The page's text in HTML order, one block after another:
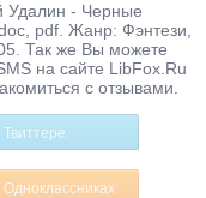
Удалин - Черные
pdf. Жанр: Фэнтези,
Так же Вы можете
на сайте LibFox.Ru
с отзывами.
Твиттере
Одноклассниках